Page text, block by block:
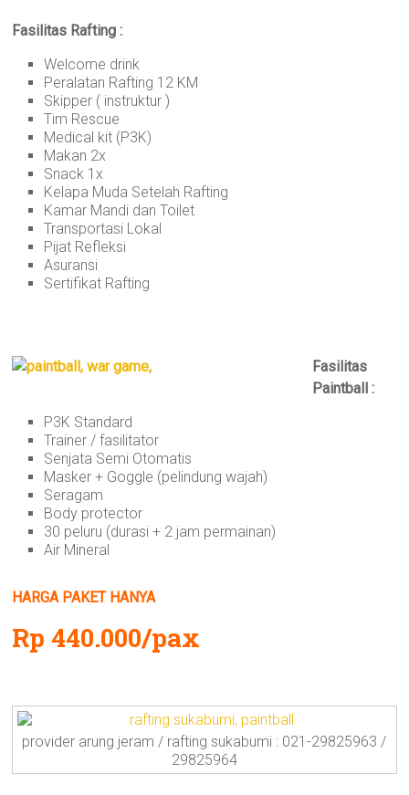
Fasilitas Rafting :
Welcome drink
Peralatan Rafting 12 KM
Skipper ( instruktur )
Tim Rescue
Medical kit (P3K)
Makan 2x
Snack 1x
Kelapa Muda Setelah Rafting
Kamar Mandi dan Toilet
Transportasi Lokal
Pijat Refleksi
Asuransi
Sertifikat Rafting
Fasilitas
Paintball :
P3K Standard
Trainer / fasilitator
Senjata Semi Otomatis
Masker + Goggle (pelindung wajah)
Seragam
Body protector
30 peluru (durasi + 2 jam permainan)
Air Mineral
HARGA PAKET HANYA
Rp 440.000/pax
provider arung jeram / rafting sukabumi : 021-29825963 /
29825964